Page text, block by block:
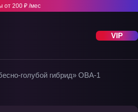
от 200 ₽ /мес
VIP
голубой гибрид» ОВА-1